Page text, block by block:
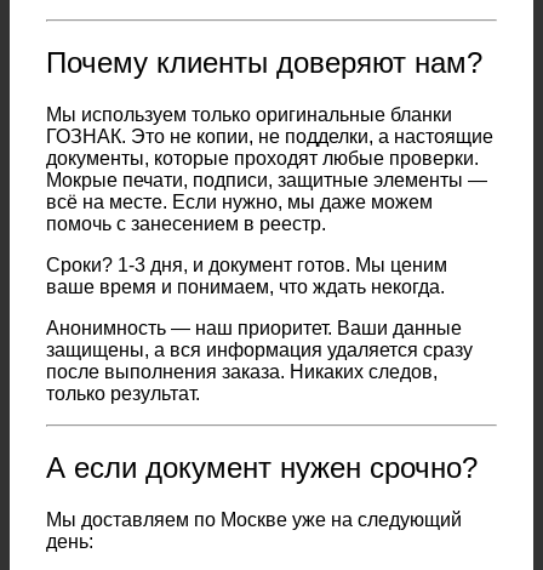
Почему клиенты доверяют нам?
Мы используем только оригинальные бланки
ГОЗНАК. Это не копии, не подделки, а настоящие
документы, которые проходят любые проверки.
Мокрые печати, подписи, защитные элементы —
всё на месте. Если нужно, мы даже можем
помочь с занесением в реестр.
Сроки? 1-3 дня, и документ готов. Мы ценим
ваше время и понимаем, что ждать некогда.
Анонимность — наш приоритет. Ваши данные
защищены, а вся информация удаляется сразу
после выполнения заказа. Никаких следов,
только результат.
А если документ нужен срочно?
Мы доставляем по Москве уже на следующий
день: